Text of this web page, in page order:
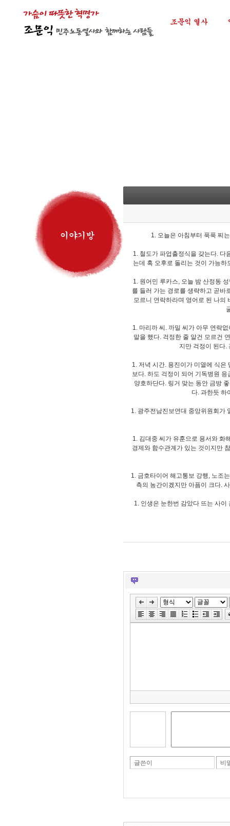
1. 오늘은 아침부터 푹푹 찌
1. 철도가 파업출정식을 갖는다. 다
는데 혹 오후로 돌리는 것이 가능
1. 원어민 루카스, 오늘 밤 산정동
를 들러 가는 경로를 생략하고 곧바
모르니 연락하라며 영어로 된 나의
1. 마리까 씨. 까밀 씨가 아무 연락
말을 했다. 걱정한 줄 알건 모르건
지만 걱정이 된다.
1. 저녁 시간. 용진이가 미열에 식
보다. 하도 걱정이 되어 기독병원
양호하단다. 링거 맞는 동안 금방
다. 과한듯 하
1. 광주전남진보연대 중앙위원회가
1. 김대중 씨가 유훈으로 용서와 화
경제와 함수관계가 있는 것이지만
1. 금호타이어 해고통보 강행, 노조
측의 농간이겠지만 아픔이 크다.
1. 인생은 눈한번 감았다 뜨는 사
글쓴이 비